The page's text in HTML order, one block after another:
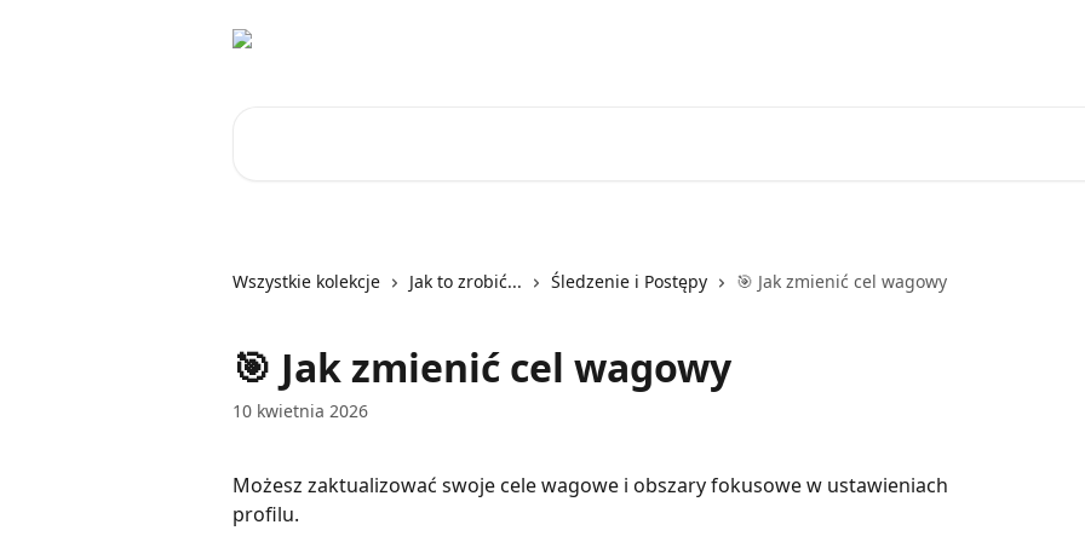
Wszystkie kolekcje Jak to zrobić... Śledzenie i Postępy 🎯 Jak zmienić cel wagowy
🎯 Jak zmienić cel wagowy
10 kwietnia 2026
Możesz zaktualizować swoje cele wagowe i obszary fokusowe w ustawieniach
profilu.